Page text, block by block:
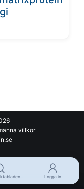
villkor
Logga in